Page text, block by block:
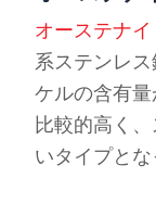
オーステナ
系ステンレ
ケルの含有
比較的高く
いタイプとな